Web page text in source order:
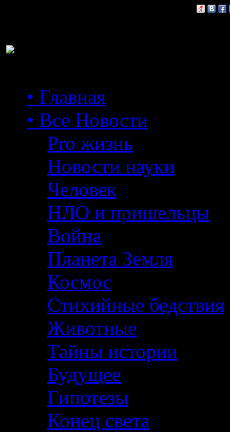
• Главная
• Все Новости
Pro жизнь
Новости науки
Человек
НЛО и пришельцы
Война
Планета Земля
Космос
Стихийные бедствия
Животные
Тайны истории
Будущее
Гипотезы
Конец света